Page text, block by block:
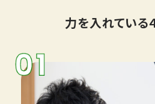
力を入れている